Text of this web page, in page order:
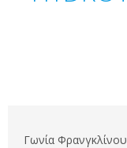
Γωνία